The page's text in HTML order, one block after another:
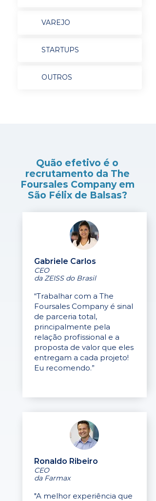
VAREJO
STARTUPS
OUTROS
Quão efetivo é o
recrutamento da The
Foursales Company em
São Félix de Balsas?
Gabriele Carlos
CEO
da ZEISS do Brasil
“Trabalhar com a The
Foursales Company é sinal
de parceria total,
principalmente pela
relação profissional e a
proposta de valor que eles
entregam a cada projeto!
Eu recomendo.”
Ronaldo Ribeiro
CEO
da Farmax
"A melhor experiência que